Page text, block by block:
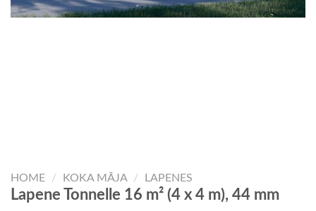
HOME / KOKA MĀJA / LAPENES
Lapene Tonnelle 16 m² (4 x 4 m), 44 mm